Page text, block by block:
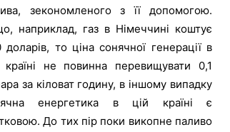
зекономленого з її допомогою.
наприклад, газ в Німеччині коштує
доларів, то ціна сонячної генерації в
країні не повинна перевищувати 0,1
за кіловат годину, в іншому випадку
енергетика в цій країні є
До тих пір поки викопне паливо